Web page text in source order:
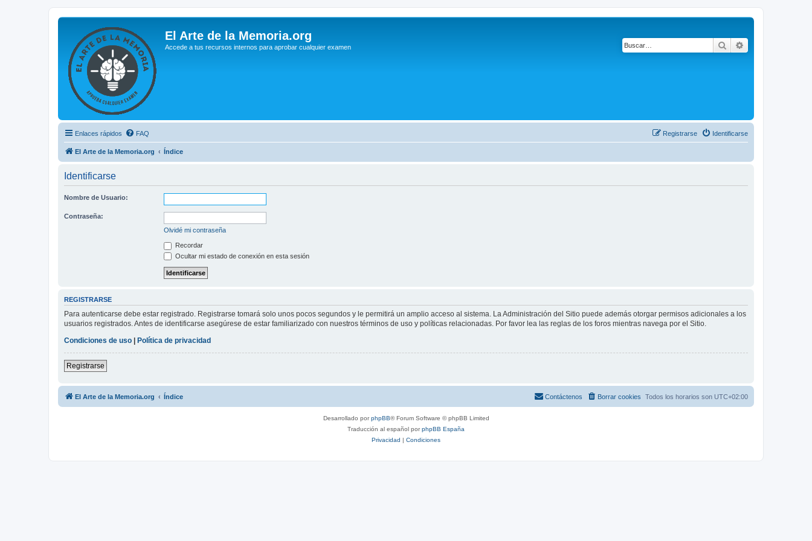
El Arte de la Memoria.org
Accede a tus recursos internos para aprobar cualquier examen Buscar
Enlaces rápidos FAQ Identificarse
Registrarse
El Arte de la Memoria.org Índice
Identificarse
Nombre de Usuario:
Contraseña:
Olvidé mi contraseña
Recordar
Ocultar mi estado de conexión en esta sesión
REGISTRARSE
Para autenticarse debe estar registrado. Registrarse tomará solo unos pocos segundos y le permitirá un amplio acceso al sistema. La Administración del Sitio puede además otorgar permisos adicionales a los
usuarios registrados. Antes de identificarse asegúrese de estar familiarizado con nuestros términos de uso y políticas relacionadas. Por favor lea las reglas de los foros mientras navega por el Sitio.
Condiciones de uso | Política de privacidad
Registrarse
El Arte de la Memoria.org Índice Todos los horarios son UTC+02:00
Borrar cookies
Contáctenos
Desarrollado porphpBB® Forum Software © phpBB Limited
Traducción al español porphpBB España
Privacidad | Condiciones